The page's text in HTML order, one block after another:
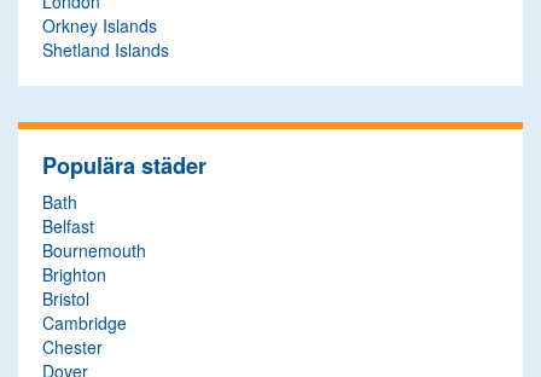
Orkney Islands
Shetland Islands
Populära städer
Bath
Belfast
Bournemouth
Brighton
Bristol
Cambridge
Chester
Dover